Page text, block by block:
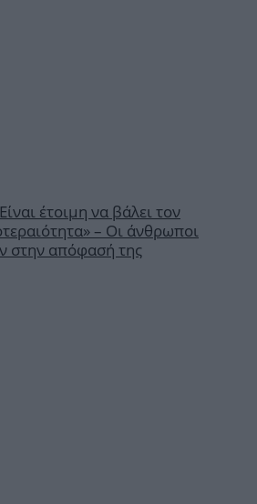
έτοιμη να βάλει τον
– Οι άνθρωποι
στην απόφασή της